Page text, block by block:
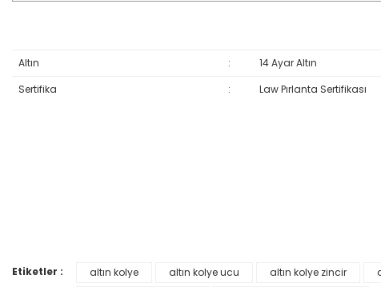
Altın :
14 Ayar Altın
Sertifika
: Law Pırlanta Sertifikası
Bu ürünün fiyat bilgisi, resim, ürün açıklamalarında ve diğer
Ürün bilgilerinde hatalar bulunuyor.
Etiketler : altın kolye altın kolye ucu altın kolye zincir